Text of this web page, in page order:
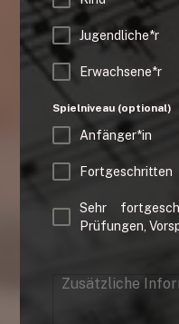
Jugendliche*r
Erwachsene*r
Spielniveau (optional)
Anfänger*in
Fortgeschritten
Sehr
Prüfungen,